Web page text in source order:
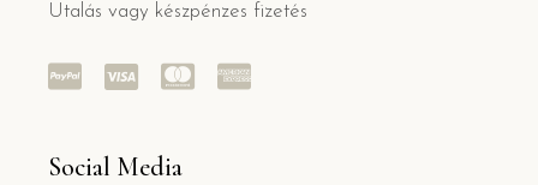
Utalás vagy készpénzes fizetés
Social Media